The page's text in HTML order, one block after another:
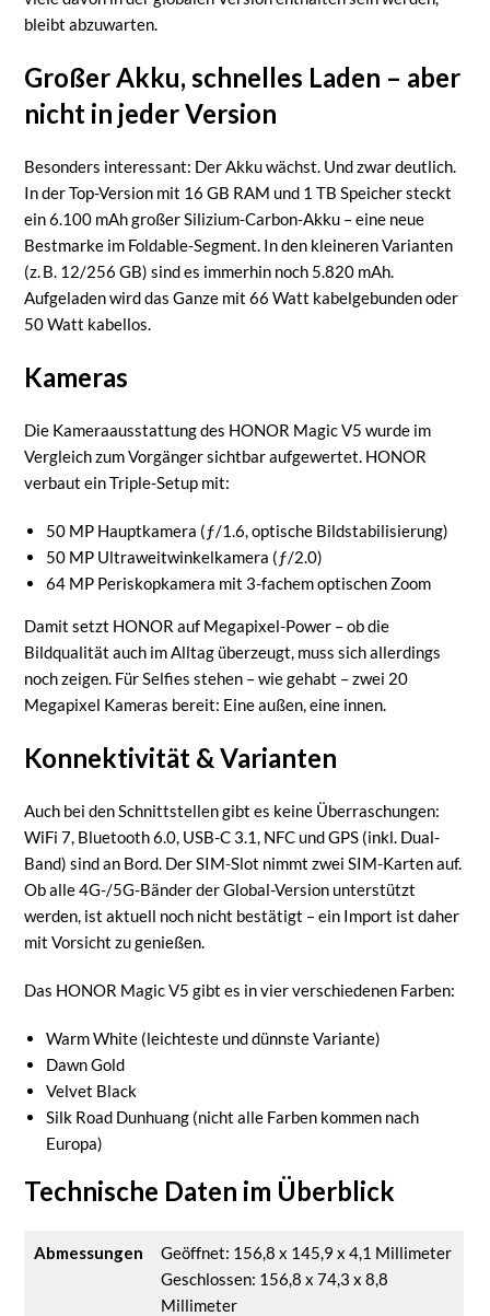
bleibt abzuwarten.
Großer Akku, schnelles Laden – aber
nicht in jeder Version
Besonders interessant: Der Akku wächst. Und zwar deutlich.
In der Top-Version mit 16 GB RAM und 1 TB Speicher steckt
ein 6.100 mAh großer Silizium-Carbon-Akku – eine neue
Bestmarke im Foldable-Segment. In den kleineren Varianten
(z. B. 12/256 GB) sind es immerhin noch 5.820 mAh.
Aufgeladen wird das Ganze mit 66 Watt kabelgebunden oder
50 Watt kabellos.
Kameras
Die Kameraausstattung des HONOR Magic V5 wurde im
Vergleich zum Vorgänger sichtbar aufgewertet. HONOR
verbaut ein Triple-Setup mit:
50 MP Hauptkamera (ƒ/1.6, optische Bildstabilisierung)
50 MP Ultraweitwinkelkamera (ƒ/2.0)
64 MP Periskopkamera mit 3-fachem optischen Zoom
Damit setzt HONOR auf Megapixel-Power – ob die
Bildqualität auch im Alltag überzeugt, muss sich allerdings
noch zeigen. Für Selfies stehen – wie gehabt – zwei 20
Megapixel Kameras bereit: Eine außen, eine innen.
Konnektivität & Varianten
Auch bei den Schnittstellen gibt es keine Überraschungen:
WiFi 7, Bluetooth 6.0, USB-C 3.1, NFC und GPS (inkl. Dual-
Band) sind an Bord. Der SIM-Slot nimmt zwei SIM-Karten auf.
Ob alle 4G-/5G-Bänder der Global-Version unterstützt
werden, ist aktuell noch nicht bestätigt – ein Import ist daher
mit Vorsicht zu genießen.
Das HONOR Magic V5 gibt es in vier verschiedenen Farben:
Warm White (leichteste und dünnste Variante)
Dawn Gold
Velvet Black
Silk Road Dunhuang (nicht alle Farben kommen nach
Europa)
Technische Daten im Überblick
Abmessungen
Geöffnet: 156,8 x 145,9 x 4,1 Millimeter
Geschlossen: 156,8 x 74,3 x 8,8
Millimeter